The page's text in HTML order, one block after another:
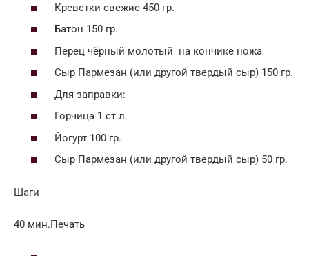
Креветки свежие 450 гр.
Батон 150 гр.
Перец чёрный молотый на кончике ножа
Сыр Пармезан (или другой твердый сыр) 150 гр.
Для заправки:
Горчица 1 ст.л.
Йогурт 100 гр.
Сыр Пармезан (или другой твердый сыр) 50 гр.
Шаги
40 мин.Печать